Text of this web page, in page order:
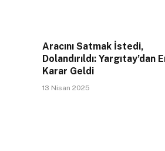
Aracını Satmak İstedi,
Dolandırıldı: Yargıtay’dan
Karar Geldi
13 Nisan 2025